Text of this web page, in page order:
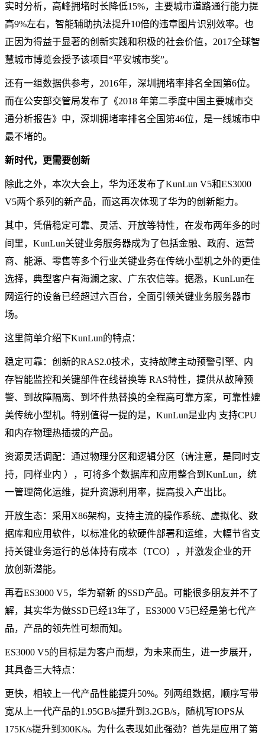
实时分析，高峰拥堵时长降低15%，主要城市道路通行能力提
高9%左右，智能辅助执法提升10倍的违章图片识别效率。也
正因为得益于显著的创新实践和积极的社会价值，2017全球智
慧城市博览会授予该项目“平安城市奖”。
还有一组数据供参考，2016年，深圳拥堵率排名全国第6位。
而在公安部交管局发布了《2018 年第二季度中国主要城市交
通分析报告》中，深圳拥堵率排名全国第46位，是一线城市中
最不堵的。
新时代，更需要创新
除此之外，本次大会上，华为还发布了KunLun V5和ES3000
V5两个系列的新产品，而这再次体现了华为的创新能力。
其中，凭借稳定可靠、灵活、开放等特性，在发布两年多的时
间里，KunLun关键业务服务器成为了包括金融、政府、运营
商、能源、零售等多个行业关键业务在传统小型机之外的更佳
选择，典型客户有海澜之家、广东农信等。据悉，KunLun在
网运行的设备已经超过六百台，全面引领关键业务服务器市
场。
这里简单介绍下KunLun的特点：
稳定可靠：创新的RAS2.0技术，支持故障主动预警引擎、内
存智能监控和关键部件在线替换等 RAS特性，提供从故障预
警、到故障隔离、到坏件热替换的全程高可靠方案，可靠性媲
美传统小型机。特别值得一提的是，KunLun是业内 支持CPU
和内存物理热插拔的产品。
资源灵活调配：通过物理分区和逻辑分区（请注意，是同时支
持，同样业内 ），可将多个数据库和应用整合到KunLun，统
一管理简化运维，提升资源利用率，提高投入产出比。
开放生态：采用X86架构，支持主流的操作系统、虚拟化、数
据库和应用软件，以标准化的软硬件部署和运维，大幅节省支
持关键业务运行的总体持有成本（TCO），并激发企业的开
放创新潜能。
再看ES3000 V5，华为崭新 的SSD产品。可能很多朋友并不了
解，其实华为做SSD已经13年了，ES3000 V5已经是第七代产
品，产品的领先性可想而知。
ES3000 V5的目标是为客户而想，为未来而生，进一步展开，
其具备三大特点：
更快，相较上一代产品性能提升50%。列两组数据，顺序写带
宽从上一代产品的1.95GB/s提升到3.2GB/s，随机写IOPS从
175K/s提升到300K/s。为什么表现如此强劲？首先是应用了第